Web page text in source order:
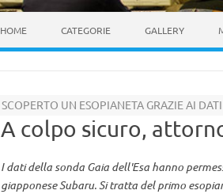
HOME CATEGORIE GALLERY
SCOPERTO UN ESOPIANETA GRAZIE AI
A colpo sicuro,
I dati della sonda Gaia dell'Esa hanno
giapponese Subaru. Si tratta del primo